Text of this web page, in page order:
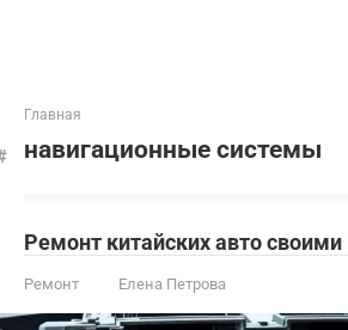
Главная
навигационные системы
Ремонт китайских авто
Ремонт Елена Петрова